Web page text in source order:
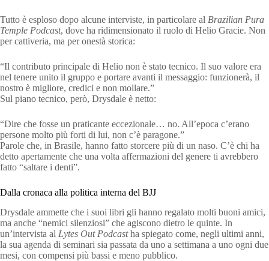
Tutto è esploso dopo alcune interviste, in particolare al Brazilian Pura
Temple Podcast, dove ha ridimensionato il ruolo di Helio Gracie. Non
per cattiveria, ma per onestà storica:
“Il contributo principale di Helio non è stato tecnico. Il suo valore era
nel tenere unito il gruppo e portare avanti il messaggio: funzionerà, il
nostro è migliore, credici e non mollare.”
Sul piano tecnico, però, Drysdale è netto:
“Dire che fosse un praticante eccezionale… no. All’epoca c’erano
persone molto più forti di lui, non c’è paragone.”
Parole che, in Brasile, hanno fatto storcere più di un naso. C’è chi ha
detto apertamente che una volta affermazioni del genere ti avrebbero
fatto “saltare i denti”.
Dalla cronaca alla politica interna del BJJ
Drysdale ammette che i suoi libri gli hanno regalato molti buoni amici,
ma anche “nemici silenziosi” che agiscono dietro le quinte. In
un’intervista al Lytes Out Podcastha spiegato come, negli ultimi anni,
la sua agenda di seminari sia passata da uno a settimana a uno ogni due
mesi, con compensi più bassi e meno pubblico.